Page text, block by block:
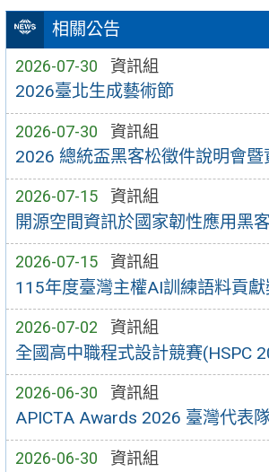
相關公告
2026-07-30 資訊組
2026臺北生成藝術節
2026-07-30 資訊組
2026 總統盃黑客松徵件說明會
2026-07-15 資訊組
開源空間資訊於國家韌性應用黑
2026-07-15 資訊組
115年度臺灣主權AI訓練語料貢
2026-07-02 資訊組
全國高中職程式設計競賽(HSPC
2026-06-30 資訊組
APICTA Awards 2026 臺灣代表
2026-06-30 資訊組